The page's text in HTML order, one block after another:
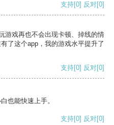
支持[0] 反对[0]
游戏再也不会出现卡顿、掉线的情
了这个app，我的游戏水平提升了
支持[0] 反对[0]
也能快速上手。
支持[0] 反对[0]